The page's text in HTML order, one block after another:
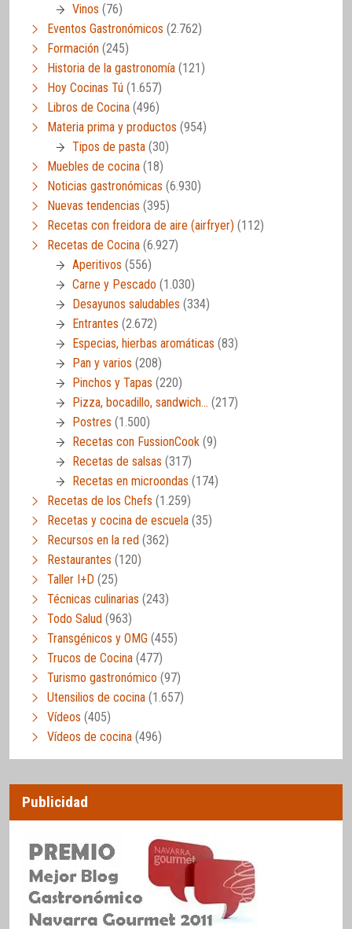
Vinos (76)
Eventos Gastronómicos (2.762)
Formación (245)
Historia de la gastronomía (121)
Hoy Cocinas Tú (1.657)
Libros de Cocina (496)
Materia prima y productos (954)
Tipos de pasta (30)
Muebles de cocina (18)
Noticias gastronómicas (6.930)
Nuevas tendencias (395)
Recetas con freidora de aire (airfryer) (112)
Recetas de Cocina (6.927)
Aperitivos (556)
Carne y Pescado (1.030)
Desayunos saludables (334)
Entrantes (2.672)
Especias, hierbas aromáticas (83)
Pan y varios (208)
Pinchos y Tapas (220)
Pizza, bocadillo, sandwich… (217)
Postres (1.500)
Recetas con FussionCook (9)
Recetas de salsas (317)
Recetas en microondas (174)
Recetas de los Chefs (1.259)
Recetas y cocina de escuela (35)
Recursos en la red (362)
Restaurantes (120)
Taller I+D (25)
Técnicas culinarias (243)
Todo Salud (963)
Transgénicos y OMG (455)
Trucos de Cocina (477)
Turismo gastronómico (97)
Utensilios de cocina (1.657)
Vídeos (405)
Vídeos de cocina (496)
Publicidad